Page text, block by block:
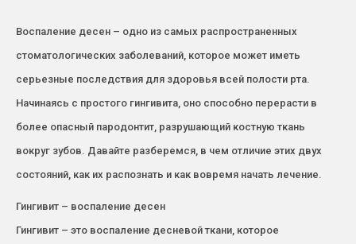
Воспаление десен – одно из самых распространенных
стоматологических заболеваний, которое может иметь
серьезные последствия для здоровья всей полости рта.
Начинаясь с простого гингивита, оно способно перерасти в
более опасный пародонтит, разрушающий костную ткань
вокруг зубов. Давайте разберемся, в чем отличие этих двух
состояний, как их распознать и как вовремя начать лечение.
Гингивит – воспаление десен
Гингивит – это воспаление десневой ткани, которое